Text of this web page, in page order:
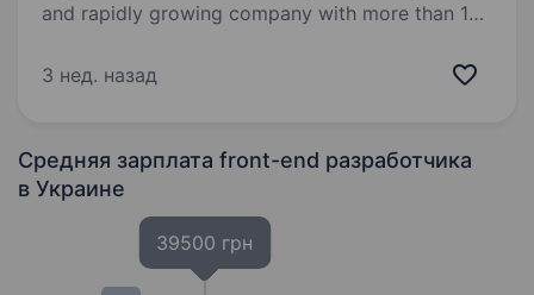
and rapidly growing company with more than 100
of various levels. As this opportunity requires
3 нед. назад
Средняя зарплата front-end разработчика
в Украине
39500 грн